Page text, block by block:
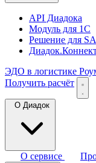
API Диадока
Модуль для 1С
Решение для
ЭДО в логистике
Получить расчёт
О Диадок
О сервисе